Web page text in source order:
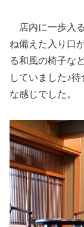
店内に一歩入
ね備えた入り口
る和風の椅子な
していました♪
な感じでした。